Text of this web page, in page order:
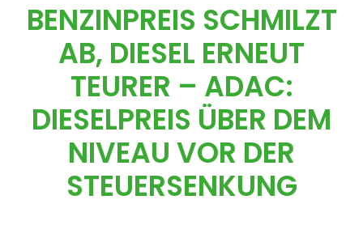
PORTFOLIO
KARRIERE
KONTAKT
BENZINPREIS SCHMILZT
AB, DIESEL ERNEUT
TEURER – ADAC:
DIESELPREIS ÜBER DEM
NIVEAU VOR DER
STEUERSENKUNG